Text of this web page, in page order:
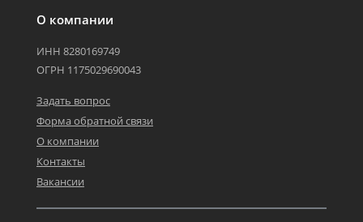
О компании
ИНН 8280169749
ОГРН 1175029690043
Задать вопрос
Форма обратной связи
О компании
Контакты
Вакансии